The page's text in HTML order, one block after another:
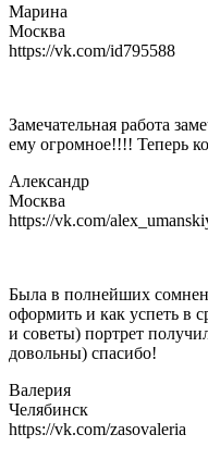
Марина
Москва
https://vk.com/id795588
Замечательная работа
ему огромное!!!! Теперь
Александр
Москва
https://vk.com/
Была в полнейших
оформить и как успеть в
и советы) портрет
довольны) спасибо!
Валерия
Челябинск
https://vk.com/zasovaleria